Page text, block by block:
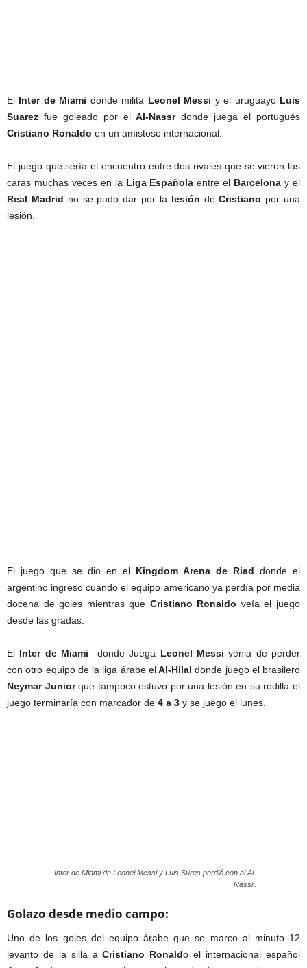
El Inter de Miami donde milita Leonel Messi y el uruguayo Luis
Suarez fue goleado por elAl-Nassrdonde juega el portugués
Cristiano Ronaldo en un amistoso internacional.
El juego que sería el encuentro entre dos rivales que se vieron las
caras muchas veces en la Liga Española entre el Barcelona y el
Real Madrid no se pudo dar por la lesión deCristiano por una
lesión.
El juego que se dio en el Kingdom Arena de Riad donde el
argentino ingreso cuando el equipo americano ya perdía por media
docena de goles mientras que Cristiano Ronaldo veía el juego
desde las gradas.
El Inter de Miami donde Juega Leonel Messi venia de perder
con otro equipo de la liga árabe elAl-Hilal donde juego el brasilero
Neymar Juniorque tampoco estuvo por una lesión en su rodilla el
juego terminaría con marcador de 4 a 3 y se juego el lunes.
Inter de Miami de Leonel Messi y Luis Sures perdió con al Al-
Nassr.
Golazo desde medio campo:
Uno de los goles del equipo árabe que se marco al minuto 12
levanto de la silla aCristiano Ronaldo el internacional español